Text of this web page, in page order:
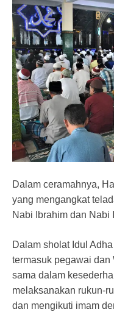
Dalam ceramahnya,
yang mengangkat
Nabi Ibrahim dan Nabi
Dalam sholat Idul
termasuk pegawai dan
sama dalam
melaksanakan rukun-
dan mengikuti imam